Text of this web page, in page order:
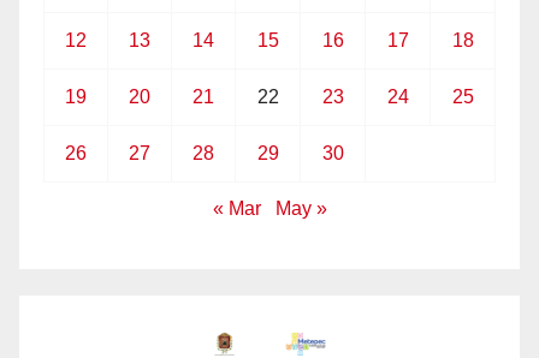
12 13 14 15 16 17 18
19 20 21 22 23 24 25
26 27 28 29 30
« Mar May »